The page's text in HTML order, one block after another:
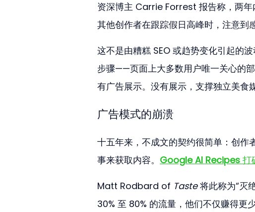
资深博主 Carrie Forrest 报告称，两年
其他创作者在跟踪假日高峰时，注意到
这不是由糟糕 SEO 或趋势变化引起的
步骤——页面上大多数用户唯一关心的
有广告展示。没有展示，支撑独立美食
广告模式的崩溃
十五年来，不成文的契约很简单：创作
事来获取内容。 Google AI Recipes 打
Matt Rodbard of Taste 将此称为“灭
30% 至 80% 的流量，他们不仅赚得更